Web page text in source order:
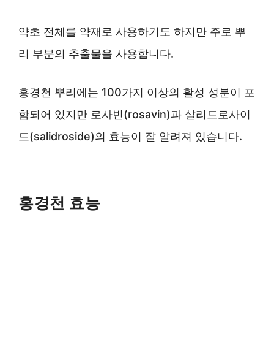
약초 전체를 약재로 사용하기도 하지만 주로 뿌
리 부분의 추출물을 사용합니다.
홍경천 뿌리에는 100가지 이상의 활성 성분이 포
함되어 있지만 로사빈(rosavin)과 살리드로사이
드(salidroside)의 효능이 잘 알려져 있습니다.
홍경천 효능